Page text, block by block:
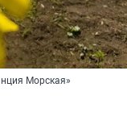
Морская»